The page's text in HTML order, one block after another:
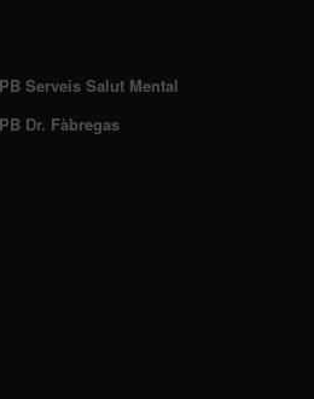
Serveis Salut Mental
Dr. Fàbregas